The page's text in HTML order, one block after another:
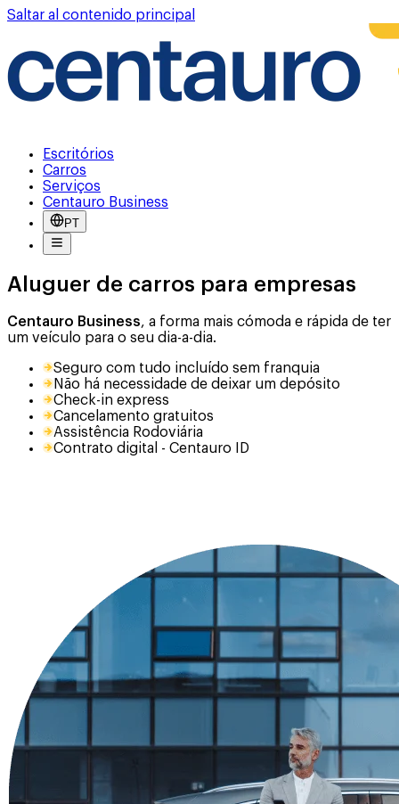
Saltar al contenido principal
Escritórios
Carros
Serviços
Centauro Business
PT
Aluguer de carros para empresas
Centauro Business, a forma mais cómoda e rápida de ter
um veículo para o seu dia-a-dia.
Seguro com tudo incluído sem franquia
Não há necessidade de deixar um depósito
Check-in express
Cancelamento gratuitos
Assistência Rodoviária
Contrato digital - Centauro ID